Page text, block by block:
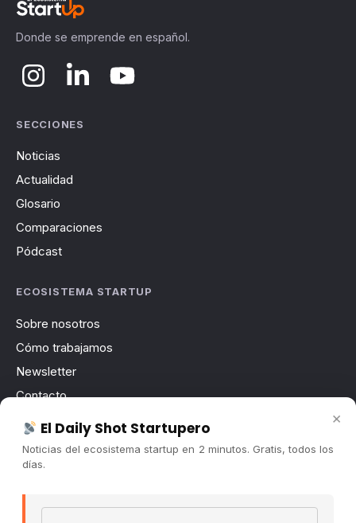
Donde se emprende en español.
SECCIONES
Noticias
Actualidad
Glosario
Comparaciones
Pódcast
ECOSISTEMA STARTUP
Sobre nosotros
Cómo trabajamos
Newsletter
Contacto
Publicidad
Convocatorias
×
El Daily Shot Startupero
Noticias del ecosistema startup en 2 minutos. Gratis, todos los
días.